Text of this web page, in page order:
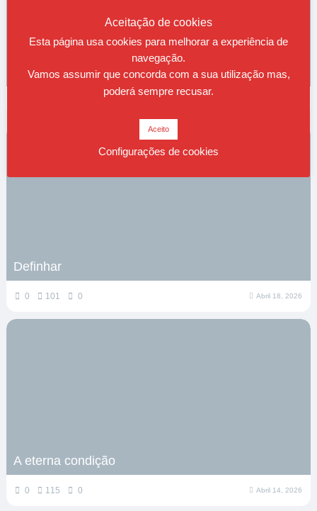
Sobre viver
Definhar
0 101 0 Abril 18, 2026
A eterna condição
0 115 0 Abril 14, 2026
Aceitação de cookies
Esta página usa cookies para melhorar a experiência de
navegação.
Vamos assumir que concorda com a sua utilização mas,
poderá sempre recusar.
Aceito
Configurações de cookies